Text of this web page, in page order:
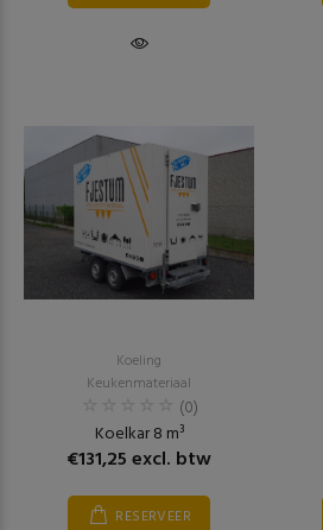
Koeling
Keukenmateriaal
(0)
Koelkar 8 m³
€131,25 excl. btw
RESERVEER